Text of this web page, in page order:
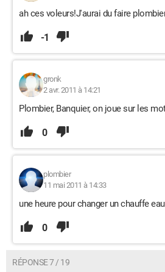
ah ces voleurs!J'aurai du faire
-1
gronk
2 avr. 2011 à 14:21
Plombier, Banquier, on joue sur les
0
plombier
11 mai 2011 à 14:33
une heure pour changer un chauffe
0
RÉPONSE 7 / 19